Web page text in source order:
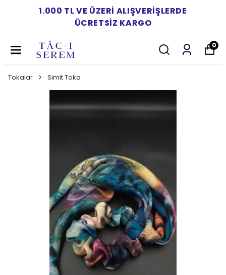
1.000 TL VE ÜZERI ALIŞVERIŞLERDE
ÜCRETSIZ KARGO
0
Tokalar Simit Toka